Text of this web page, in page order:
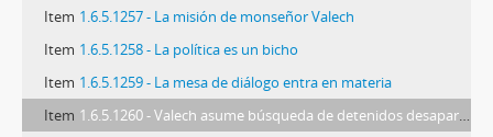
Item 1.6.5.1257 - La misión de monseñor Valech
Item 1.6.5.1258 - La política es un bicho
Item 1.6.5.1259 - La mesa de diálogo entra en materia
Item 1.6.5.1260 - Valech asume búsqueda de detenidos desaparecidos